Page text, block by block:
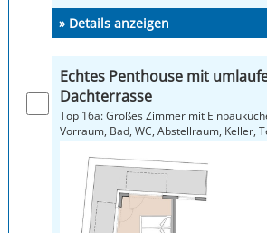
» Details anzeigen
Echtes Penthouse mit
Dachterrasse
Top 16a: Großes Zimmer mit Einbauküche,
Vorraum, Bad, WC,